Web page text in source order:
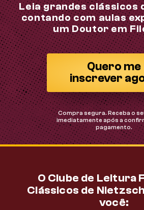
Leia grandes clássicos
contando com aulas
um Doutor em
Quero me
inscrever
Compra segura. Receba o
imediatamente após a
pagamento.
O Clube de Leitura
Clássicos de
você: